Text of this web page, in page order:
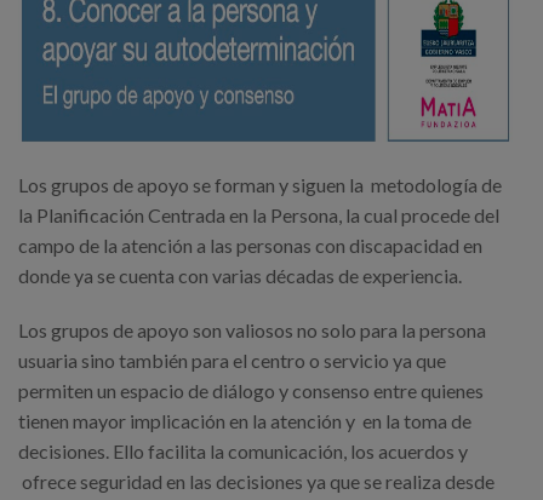
Los grupos de apoyo se forman y siguen la metodología de
la Planificación Centrada en la Persona, la cual procede del
campo de la atención a las personas con discapacidad en
donde ya se cuenta con varias décadas de experiencia.
Los grupos de apoyo son valiosos no solo para la persona
usuaria sino también para el centro o servicio ya que
permiten un espacio de diálogo y consenso entre quienes
tienen mayor implicación en la atención y en la toma de
decisiones. Ello facilita la comunicación, los acuerdos y
ofrece seguridad en las decisiones ya que se realiza desde